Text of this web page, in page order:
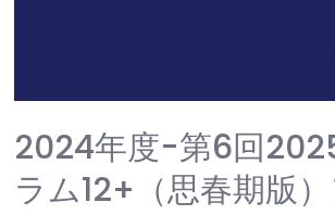
2024年度-第6回
ラム12+（思春期版